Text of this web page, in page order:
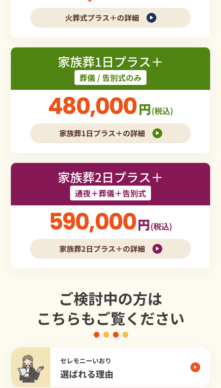
火葬式プラス＋の詳細
家族葬1日プラス＋
葬儀 / 告別式のみ
480,000円(税込)
家族葬1日プラス＋の詳細
家族葬2日プラス＋
通夜＋葬儀＋告別式
590,000円(税込)
家族葬2日プラス＋の詳細
ご検討中の方は
こちらもご覧ください
セレモニーいおり
選ばれる理由